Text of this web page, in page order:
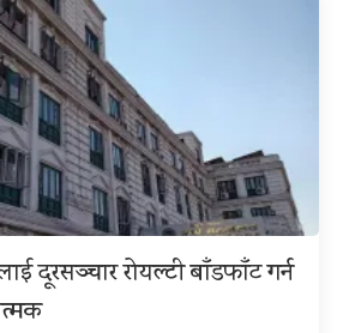
दूरसञ्चार रोयल्टी बाँडफाँट गर्न